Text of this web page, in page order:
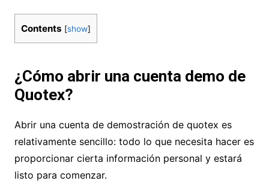
Contents [show]
¿Cómo abrir una cuenta demo de
Quotex?
Abrir una cuenta de demostración de quotex es
relativamente sencillo: todo lo que necesita hacer es
proporcionar cierta información personal y estará
listo para comenzar.